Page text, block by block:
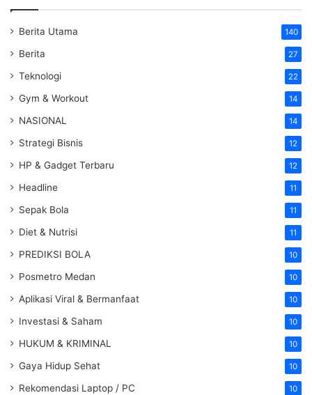
Berita Utama 140
Berita 27
Teknologi 22
Gym & Workout 14
NASIONAL 14
Strategi Bisnis 12
HP & Gadget Terbaru 12
Headline 11
Sepak Bola 11
Diet & Nutrisi 11
PREDIKSI BOLA 10
Posmetro Medan 10
Aplikasi Viral & Bermanfaat 10
Investasi & Saham 10
HUKUM & KRIMINAL 10
Gaya Hidup Sehat 10
Rekomendasi Laptop / PC 10